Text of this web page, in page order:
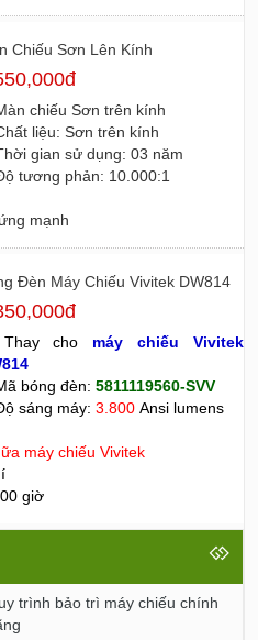
Chiếu Sơn Lên Kính
chiếu Sơn trên kính
liệu: Sơn trên kính
gian sử dụng: 03 năm
tương phản: 10.000:1
mạnh
Đèn Máy Chiếu Vivitek DW814
cho máy chiếu Vivitek
bóng đèn: 5811119560-SVV
sáng máy: 3.800Ansi lumens
máy chiếu Vivitek
giờ
trình bảo trì máy chiếu chính